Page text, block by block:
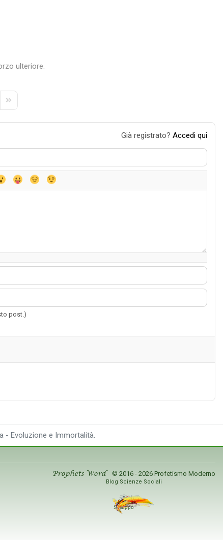
ulteriore.
Page
Last Page
Già registrato? Accedi qui
post.)
- Evoluzione e Immortalità.
Prophets Word © 2016 - 2026 Profetismo Moderno
Blog Scienze Sociali
Sviluppo